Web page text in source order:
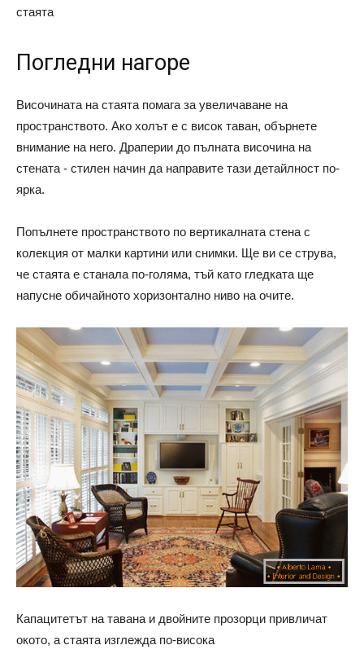
стаята
Погледни нагоре
Височината на стаята помага за увеличаване на
пространството. Ако холът е с висок таван, обърнете
внимание на него. Драперии до пълната височина на
стената - стилен начин да направите тази детайлност по-
ярка.
Попълнете пространството по вертикалната стена с
колекция от малки картини или снимки. Ще ви се струва,
че стаята е станала по-голяма, тъй като гледката ще
напусне обичайното хоризонтално ниво на очите.
Капацитетът на тавана и двойните прозорци привличат
окото, а стаята изглежда по-висока